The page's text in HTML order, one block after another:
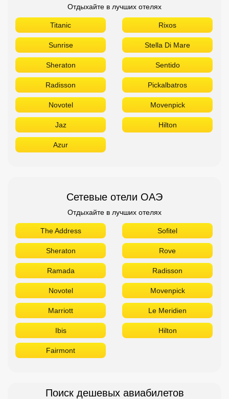
Отдыхайте в лучших отелях
Titanic Rixos
Sunrise Stella Di Mare
Sheraton Sentido
Radisson Pickalbatros
Novotel Movenpick
Jaz Hilton
Azur
Сетевые отели ОАЭ
Отдыхайте в лучших отелях
The Address Sofitel
Sheraton Rove
Ramada Radisson
Novotel Movenpick
Marriott Le Meridien
Ibis Hilton
Fairmont
Поиск дешевых авиабилетов